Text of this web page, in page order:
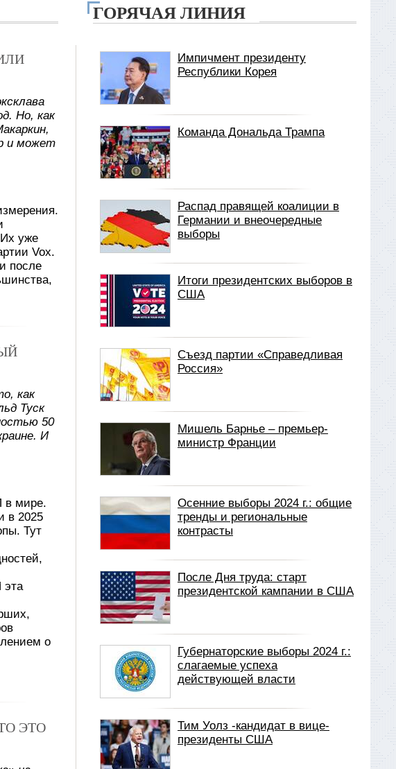
Но, как
и может
уже
Vox.
после
как
Туск
50
И
в мире.
в 2025
Тут
эта
о
ЭТО
ГОРЯЧАЯ ЛИНИЯ
Импичмент президенту
Республики Корея
Команда Дональда Трампа
Распад правящей коалиции в
Германии и внеочередные
выборы
Итоги президентских выборов в
США
Съезд партии «Справедливая
Россия»
Мишель Барнье – премьер-
министр Франции
Осенние выборы 2024 г.: общие
тренды и региональные
контрасты
После Дня труда: старт
президентской кампании в США
Губернаторские выборы 2024 г.:
слагаемые успеха
действующей власти
Тим Уолз -кандидат в вице-
президенты США